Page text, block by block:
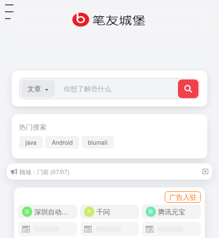
文章
热门搜索
java Android biumall
顾城：门前 (07/07)
广告入驻
深圳自动化商城
千问 腾讯元宝